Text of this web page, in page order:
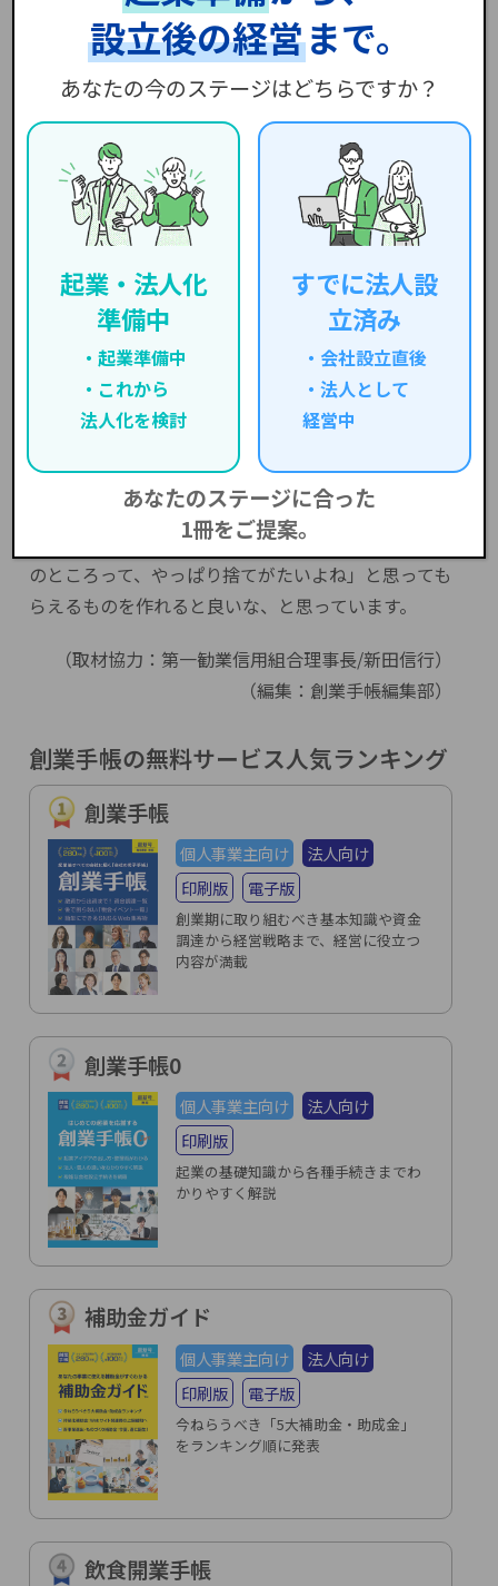
最後はやっぱり「個性を出しなさい」です。つなが
る中で個性は絶対出せます。魅力的な人も周りにた
くさんいるので、今はものすごくチャンスがあると
思います。
事業はヒト・モノ・カネっていいますけど、経営者
と部下も含めて素晴らしい組織で、生み出されるモ
ノとかサービスが素晴らしければ、カネは僕らが提
供すればいいんです。
僕らは社会に対する付加価値、貢献、人の幸せにな
るようなサービスを提供する志のある人たちに一生
懸命お金を回して、僕らのツール、人脈、ノウハ
ウ、あらゆるものを提供していきます。
僕らより優れている金融機関はたくさんあります。
ですが、一人でも多く創業する皆さんにとって「第
一勧信と組んでほんとに良かった」あるいは「新田
のところって、やっぱり捨てがたいよね」と思っても
らえるものを作れると良いな、と思っています。
（取材協力：第一勧業信用組合理事長/新田信行）
（編集：創業手帳編集部）
創業手帳の無料サービス人気ランキング
創業手帳
個人事業主向け
法人向け
印刷版
電子版
創業期に取り組むべき基本知識や資金
調達から経営戦略まで、経営に役立つ
内容が満載
創業手帳0
個人事業主向け
法人向け
印刷版
起業の基礎知識から各種手続きまでわ
かりやすく解説
補助金ガイド
個人事業主向け
法人向け
印刷版
電子版
今ねらうべき「5大補助金・助成金」
をランキング順に発表
飲食開業手帳
設立後の経営まで。
あなたの今のステージはどちらですか？
起業・法人化
準備中
起業準備中
これから
法人化を検討
すでに法人設
立済み
会社設立直後
法人として
経営中
あなたのステージに合った
1冊をご提案。